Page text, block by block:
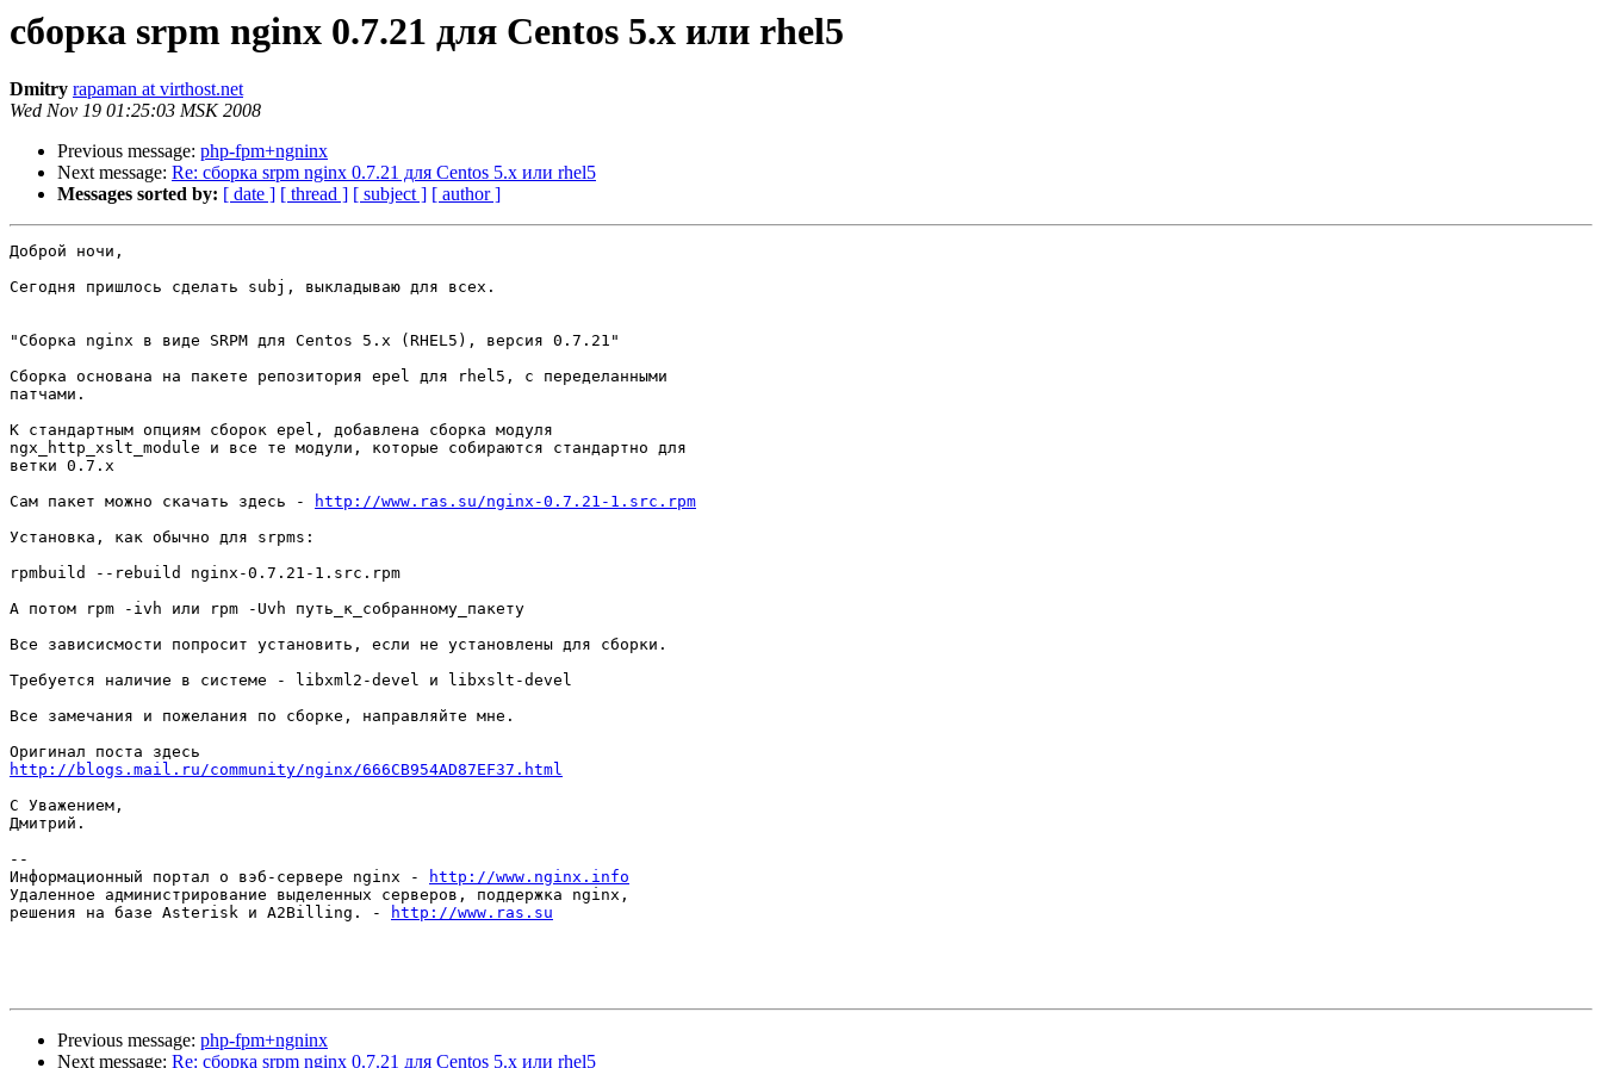
сборка srpm nginx 0.7.21 для Centos 5.x или rhel5
Dmitry rapaman at virthost.net
Wed Nov 19 01:25:03 MSK 2008
Previous message: php-fpm+ngninx
Next message: Re: сборка srpm nginx 0.7.21 для Centos 5.x или rhel5
Messages sorted by: [ date ] [ thread ] [ subject ] [ author ]
Доброй ночи,
Сегодня пришлось сделать subj, выкладываю для всех.
"Сборка nginx в виде SRPM для Centos 5.x (RHEL5), версия 0.7.21"
Сборка основана на пакете репозитория epel для rhel5, с переделанными
патчами.
К стандартным опциям сборок epel, добавлена сборка модуля
ngx_http_xslt_module и все те модули, которые собираются стандартно для
ветки 0.7.х
Сам пакет можно скачать здесь -
http://www.ras.su/nginx-0.7.21-1.src.rpm
Установка, как обычно для srpms:
rpmbuild --rebuild nginx-0.7.21-1.src.rpm
А потом rpm -ivh или rpm -Uvh путь_к_собранному_пакету
Все зависисмости попросит установить, если не установлены для сборки.
Требуется наличие в системе - libxml2-devel и libxslt-devel
Все замечания и пожелания по сборке, направляйте мне.
http://blogs.mail.ru/community/nginx/666CB954AD87EF37.html
С Уважением,
Дмитрий.
--
Информационный портал о вэб-сервере nginx -
http://www.nginx.info
Удаленное администрирование выделенных серверов, поддержка nginx,
решения на базе Asterisk и A2Billing. -
http://www.ras.su
Previous message: php-fpm+ngninx
Next message: Re: сборка srpm nginx 0.7.21 для Centos 5.x или rhel5